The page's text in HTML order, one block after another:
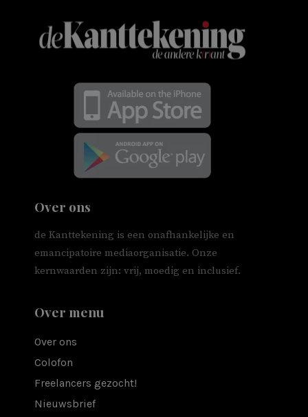
Over ons
de Kanttekening is een onafhankelijke en
emancipatoire mediaorganisatie. Onze
kernwaarden zijn: vrij, moedig en inclusief.
Over menu
Over ons
Colofon
Freelancers gezocht!
Nieuwsbrief